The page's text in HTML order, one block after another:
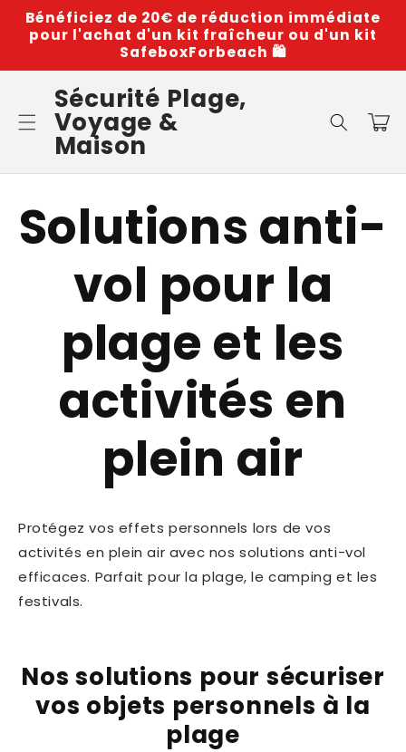
passer
au
Bénéficiez de 20€ de réduction immédiate
pour l'achat d'un kit fraîcheur ou d'un kit
SafeboxForbeach 🛍️
Sécurité Plage,
Voyage &
Maison
Panier
Solutions anti-
vol pour la
plage et les
activités en
plein air
Protégez vos effets personnels lors de vos
activités en plein air avec nos solutions anti-vol
efficaces. Parfait pour la plage, le camping et les
festivals.
Nos solutions pour sécuriser
vos objets personnels à la
plage